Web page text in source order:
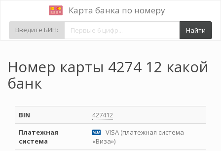
Карта банка по номеру
Введите БИН: Найти
Номер карты 4274 12 какой
банк
BIN
427412
Платежная
система
VISA (платежная система
«Виза»)